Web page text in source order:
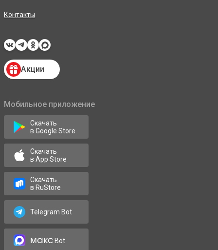
Контакты
Акции
Мобильное приложение
Скачать
в Google Store
Скачать
в App Store
Скачать
в RuStore
Telegram Bot
максBot